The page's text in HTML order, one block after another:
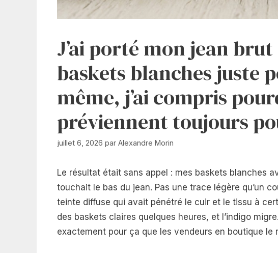
J’ai porté mon jean
baskets blanches juste
même, j’ai compris
préviennent toujours
juillet 6, 2026 par Alexandre Morin
Le résultat était sans appel : mes baskets blanches
touchait le bas du jean. Pas une trace légère qu’un
teinte diffuse qui avait pénétré le cuir et le tissu à
des baskets claires quelques heures, et l’indigo
exactement pour ça que les vendeurs en boutique le